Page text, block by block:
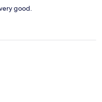
good.